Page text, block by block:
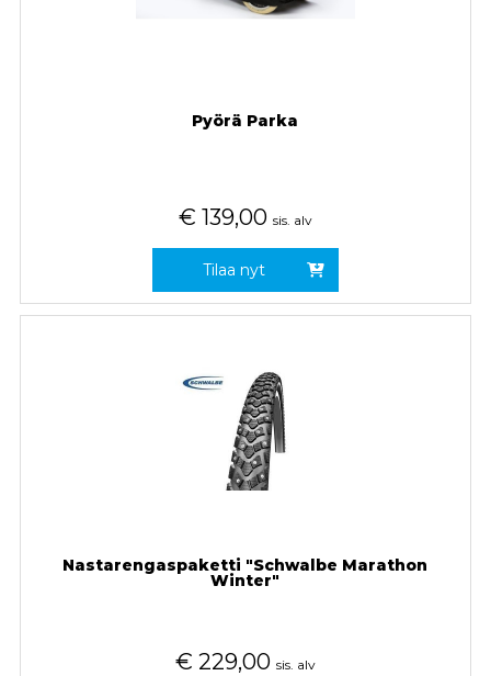
Pyörä Parka
€ 139,00 sis. alv
Tilaa nyt
Nastarengaspaketti "Schwalbe Marathon
Winter"
€ 229,00 sis. alv